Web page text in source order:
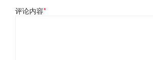
评论内容*